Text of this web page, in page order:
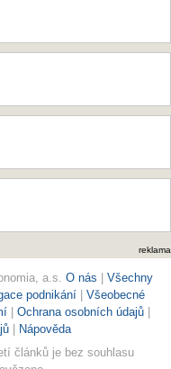
reklama
a.s. O nás
Všechny
podnikání| Všeobecné
Ochrana osobních údajů
Nápověda
článků je bez souhlasu